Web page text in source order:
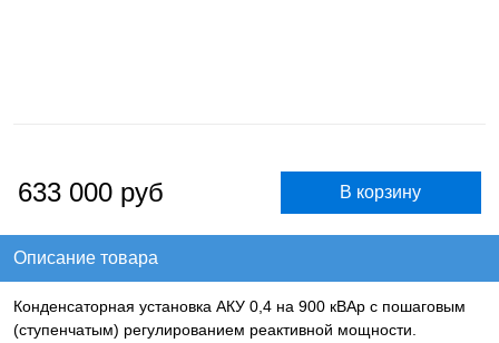
633 000 руб
Описание товара
Конденсаторная установка АКУ 0,4 на 900 кВАр с пошаговым
(ступенчатым) регулированием реактивной мощности.